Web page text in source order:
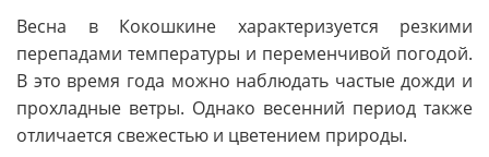
Весна в Кокошкине характеризуется резкими
перепадами температуры и переменчивой погодой.
В это время года можно наблюдать частые дожди и
прохладные ветры. Однако весенний период также
отличается свежестью и цветением природы.